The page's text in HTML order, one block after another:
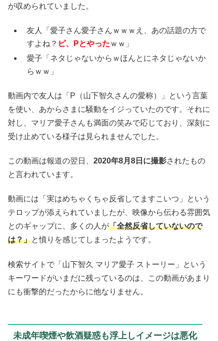
が収められていました。
友人「愛子さん愛子さんｗｗｗえ、あの話題の方で
すよね？ ピ、Pとやった ｗｗ」
愛子「ネタじゃないからｗほんとにネタじゃないか
らｗｗ」
動画内で友人は「P（山下智久さんの愛称）」という言葉
を使い、あからさまに騒動をイジっていたのです。それに
対し、マリア愛子さんも満面の笑みで応じており、深刻に
受け止めている様子は見られませんでした。
この動画は報道の翌日、 2020年8月8日に撮影されたもの
と言われています。
動画には「実はめちゃくちゃ反省してますこいつ」という
テロップが添えられていましたが、映像から伝わる雰囲気
とのギャップに、多くの人が「全然反省していないので
は？」と憤りを感じてしまったようです。
検索サイトで「山下智久 マリア愛子 ストーリー」という
キーワードがいまだに残っているのは、この動画があまり
にも衝撃的だったからに他なりません。
未成年喫煙や飲酒疑惑も浮上しイメージは悪化